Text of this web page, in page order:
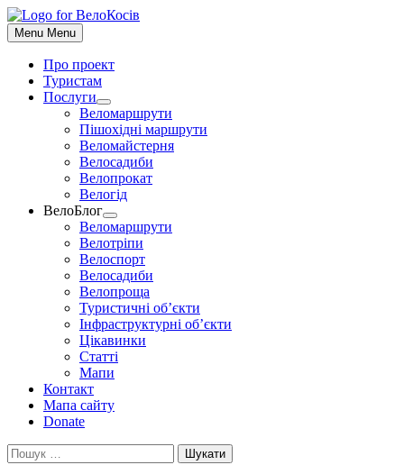
До
контенту
Menu Menu
Про проект
Туристам
Послуги
Show
sub
menu
Веломаршрути
Пішохідні маршрути
Веломайстерня
Велосадиби
Велопрокат
Велогід
ВелоБлог
Show
sub
menu
Веломаршрути
Велотріпи
Велоспорт
Велосадиби
Велопроща
Туристичні об’єкти
Інфраструктурні об’єкти
Цікавинки
Статті
Мапи
Контакт
Мапа сайту
Donate
Пошук: